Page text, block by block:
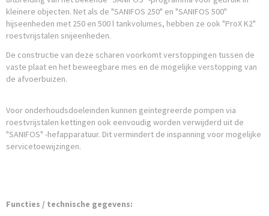
kleinere objecten. Net als de "SANIFOS 250" en "SANIFOS 500"
hijseenheden met 250 en 500 l tankvolumes, hebben ze ook "ProX K2"
roestvrijstalen snijeenheden.
De constructie van deze scharen voorkomt verstoppingen tussen de
vaste plaat en het beweegbare mes en de mogelijke verstopping van
de afvoerbuizen.
Voor onderhoudsdoeleinden kunnen geïntegreerde pompen via
roestvrijstalen kettingen ook eenvoudig worden verwijderd uit de
"SANIFOS" -hefapparatuur. Dit vermindert de inspanning voor mogelijke
servicetoewijzingen.
Functies / technische gegevens: